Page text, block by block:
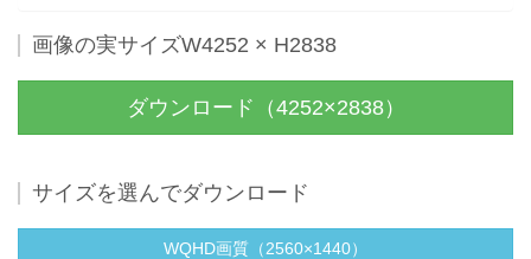
画像の実サイズW4252 × H2838
ダウンロード（4252×2838）
サイズを選んでダウンロード
WQHD画質（2560×1440）